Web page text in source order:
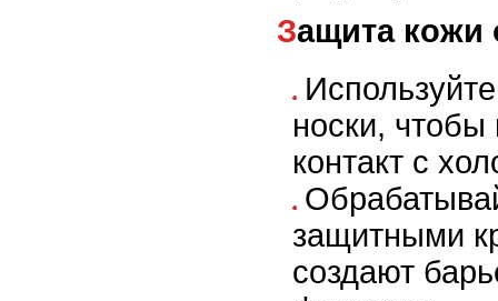
Защита кожи
носки,
контакт с
защитными
создают